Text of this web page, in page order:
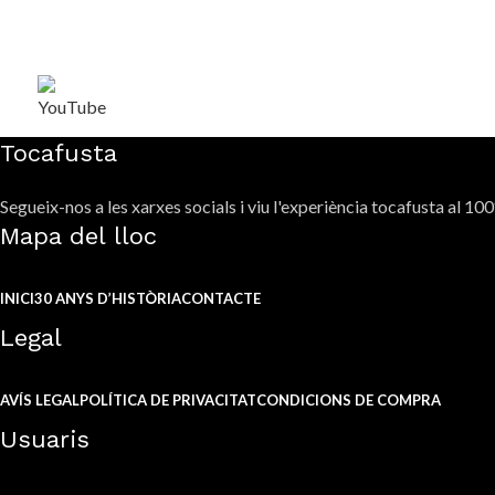
Tocafusta
Segueix-nos a les xarxes socials i viu l'experiència tocafusta al
Mapa del lloc
INICI30 ANYS D’HISTÒRIACONTACTE
Legal
AVÍS LEGALPOLÍTICA DE PRIVACITATCONDICIONS DE COMPRA
Usuaris